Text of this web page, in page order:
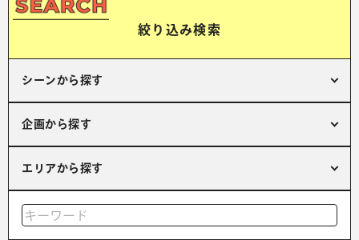
絞り込み検索
シーンから探す
企画から探す
エリアから探す